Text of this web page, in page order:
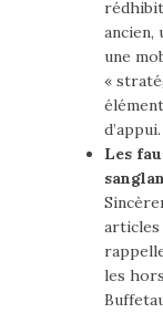
ancien,
une
«
Les
articles
les